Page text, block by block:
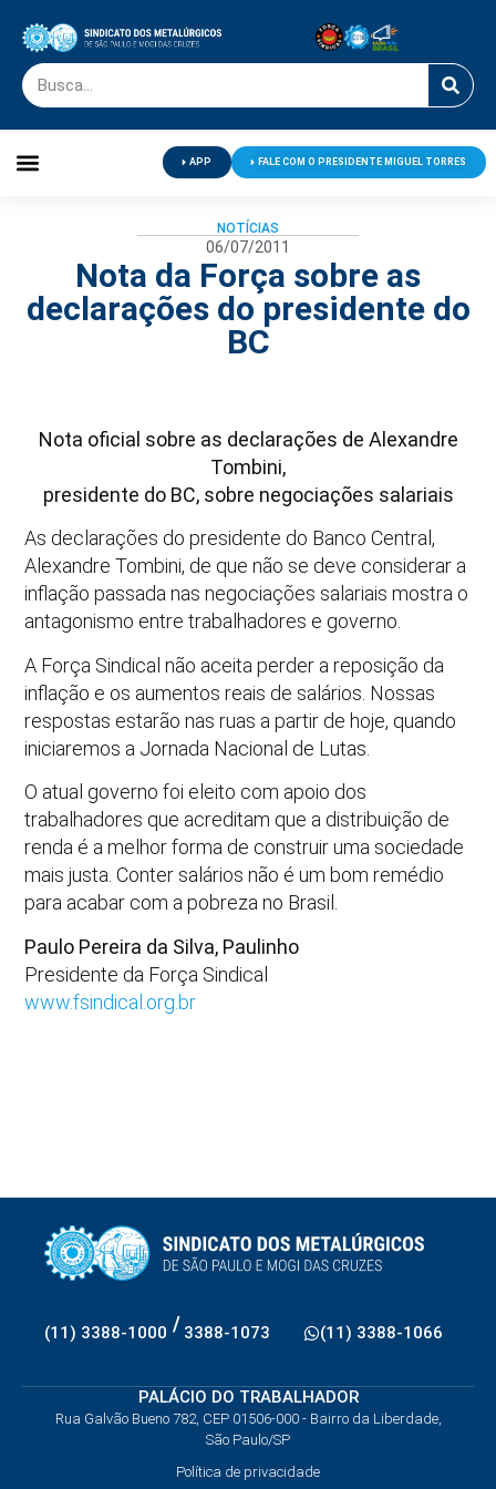
APP FALE COM O PRESIDENTE MIGUEL TORRES
NOTÍCIAS
06/07/2011
Nota da Força sobre as
declarações do presidente do
BC
Nota oficial sobre as declarações de Alexandre
Tombini,
presidente do BC, sobre negociações salariais
As declarações do presidente do Banco Central,
Alexandre Tombini, de que não se deve considerar a
inflação passada nas negociações salariais mostra o
antagonismo entre trabalhadores e governo.
A Força Sindical não aceita perder a reposição da
inflação e os aumentos reais de salários. Nossas
respostas estarão nas ruas a partir de hoje, quando
iniciaremos a Jornada Nacional de Lutas.
O atual governo foi eleito com apoio dos
trabalhadores que acreditam que a distribuição de
renda é a melhor forma de construir uma sociedade
mais justa. Conter salários não é um bom remédio
para acabar com a pobreza no Brasil.
Paulo Pereira da Silva, Paulinho
Presidente da Força Sindical
www.fsindical.org.br
(11) 3388-1000 / 3388-1073 (11) 3388-1066
PALÁCIO DO TRABALHADOR
Rua Galvão Bueno 782, CEP 01506-000 - Bairro da Liberdade,
São Paulo/SP
Política de privacidade